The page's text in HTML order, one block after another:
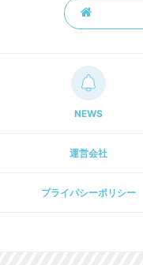
NEWS
運営会社
プライパシーポリシー